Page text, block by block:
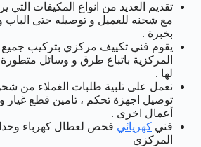
تقديم العديد من انواع المكيفات التي
مع شحنه للعميل و توصيله حتى الباب و
بخبرة .
يقوم فني تكييف مركزي بتركيب جميع
المركزية باتباع طرق و وسائل متطورة
لها .
نعمل على تلبية طلبات الغملاء من
توصيل اجهزة تحكم ، تامين قطع غيار
أعمال اخرى .
فني كهريائي فحص لعطال كهرباء
المركزي